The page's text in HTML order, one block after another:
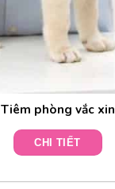
Tiêm phòng vắc xin
CHI TIẾT